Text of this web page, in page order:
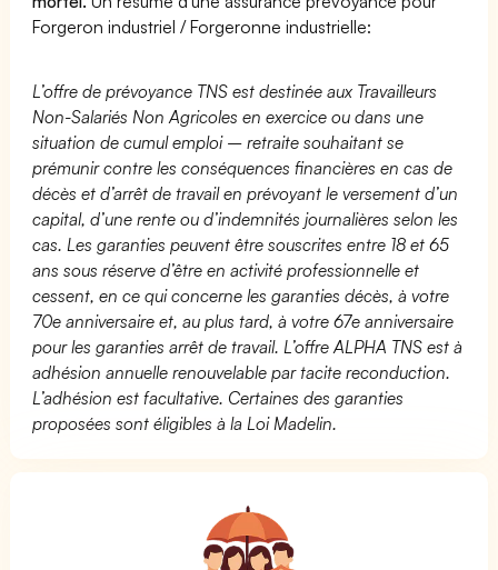
Forgeron industriel / Forgeronne industrielle:
L’offre de prévoyance TNS est destinée aux Travailleurs
Non-Salariés Non Agricoles en exercice ou dans une
situation de cumul emploi – retraite souhaitant se
prémunir contre les conséquences financières en cas de
décès et d’arrêt de travail en prévoyant le versement d’un
capital, d’une rente ou d’indemnités journalières selon les
cas. Les garanties peuvent être souscrites entre 18 et 65
ans sous réserve d’être en activité professionnelle et
cessent, en ce qui concerne les garanties décès, à votre
70e anniversaire et, au plus tard, à votre 67e anniversaire
pour les garanties arrêt de travail. L’offre ALPHA TNS est à
adhésion annuelle renouvelable par tacite reconduction.
L’adhésion est facultative. Certaines des garanties
proposées sont éligibles à la Loi Madelin.